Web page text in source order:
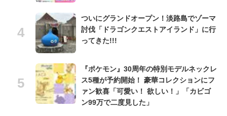
ついにグランドオープン！淡路島でゾーマ
討伐「ドラゴンクエストアイランド」に行
ってきた!!!
『ポケモン』30周年の特別モデルネックレ
ス5種が予約開始！ 豪華コレクションにフ
ァン歓喜「可愛い！ 欲しい！」「カビゴ
ン99万で二度見した」